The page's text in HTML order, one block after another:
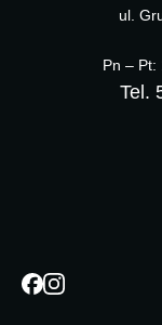
ul.
Pn –
Tel.